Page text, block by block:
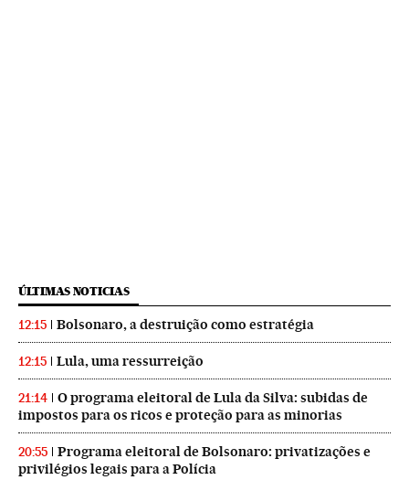
ÚLTIMAS NOTICIAS
12:15 Bolsonaro, a destruição como estratégia
12:15 Lula, uma ressurreição
21:14
O programa eleitoral de Lula da Silva: subidas de
impostos para os ricos e proteção para as minorias
20:55
Programa eleitoral de Bolsonaro: privatizações e
privilégios legais para a Polícia